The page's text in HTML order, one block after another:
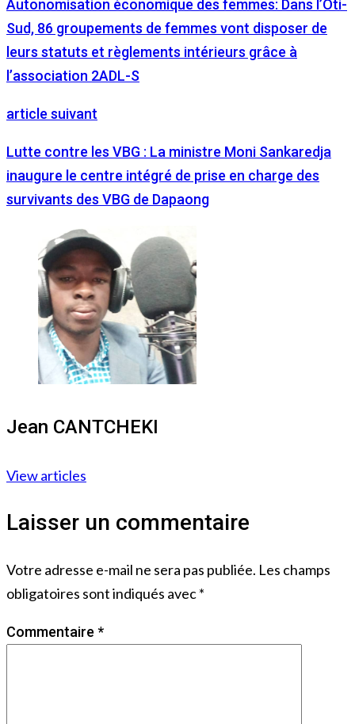
Autonomisation économique des femmes: Dans l’Oti-
Sud, 86 groupements de femmes vont disposer de
leurs statuts et règlements intérieurs grâce à
l’association 2ADL-S
article suivant
Lutte contre les VBG : La ministre Moni Sankaredja
inaugure le centre intégré de prise en charge des
survivants des VBG de Dapaong
Jean CANTCHEKI
View articles
Laisser un commentaire
Votre adresse e-mail ne sera pas publiée. Les champs
obligatoires sont indiqués avec*
Commentaire *